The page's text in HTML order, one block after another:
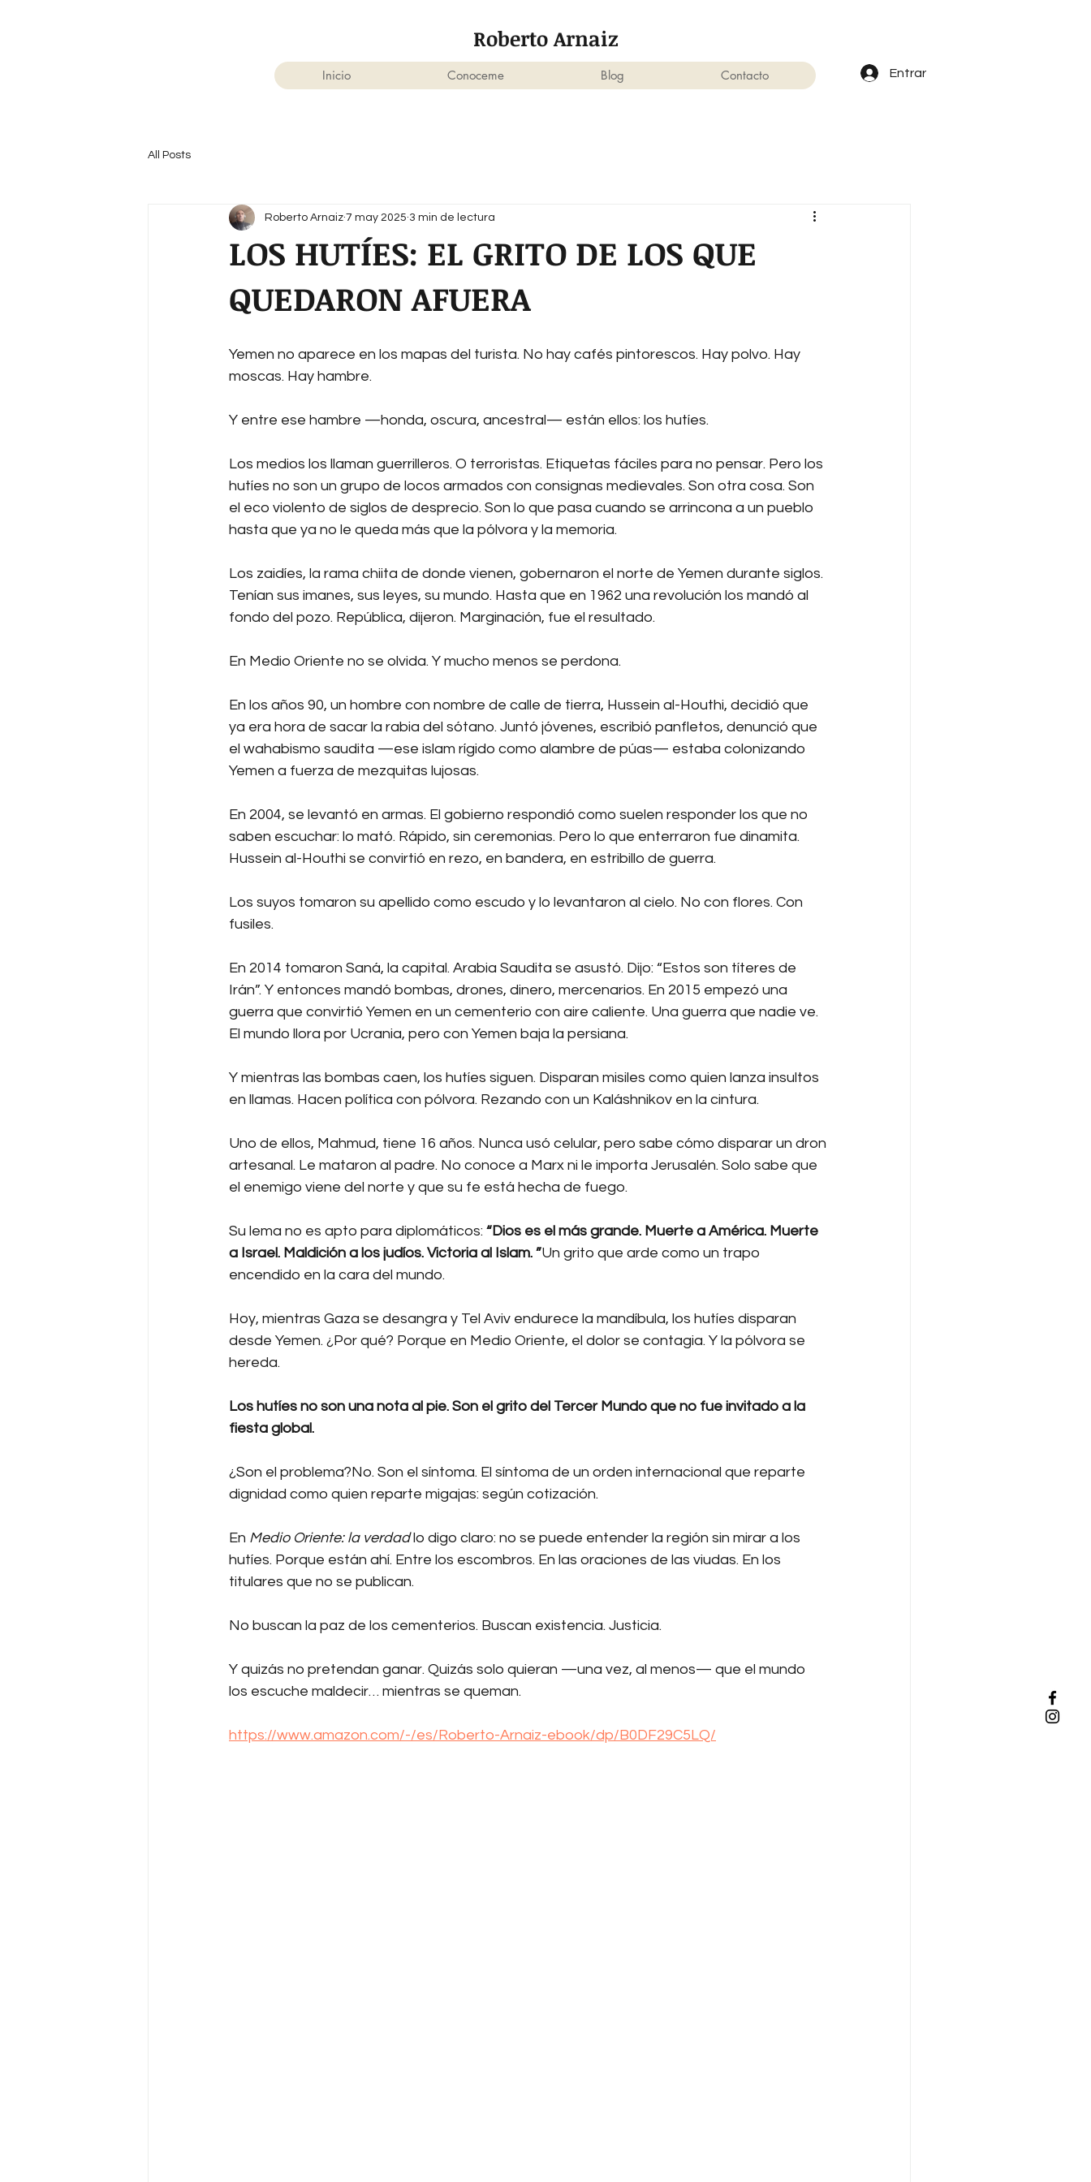
Roberto Arnaiz
Inicio Conoceme Blog Contacto Entrar
All Posts
LOS HUTÍES: EL GRITO DE LOS QUE
QUEDARON AFUERA
Roberto Arnaiz 7 may 2025 3 min de lectura
Yemen no aparece en los mapas del turista. No hay cafés pintorescos. Hay polvo. Hay
moscas. Hay hambre.
Y entre ese hambre —honda, oscura, ancestral— están ellos: los hutíes.
Los medios los llaman guerrilleros. O terroristas. Etiquetas fáciles para no pensar. Pero los
hutíes no son un grupo de locos armados con consignas medievales. Son otra cosa. Son
el eco violento de siglos de desprecio. Son lo que pasa cuando se arrincona a un pueblo
hasta que ya no le queda más que la pólvora y la memoria.
Los zaidíes, la rama chiita de donde vienen, gobernaron el norte de Yemen durante siglos.
Tenían sus imanes, sus leyes, su mundo. Hasta que en 1962 una revolución los mandó al
fondo del pozo. República, dijeron. Marginación, fue el resultado.
En Medio Oriente no se olvida. Y mucho menos se perdona.
En los años 90, un hombre con nombre de calle de tierra, Hussein al-Houthi, decidió que
ya era hora de sacar la rabia del sótano. Juntó jóvenes, escribió panfletos, denunció que
el wahabismo saudita —ese islam rígido como alambre de púas— estaba colonizando
Yemen a fuerza de mezquitas lujosas.
En 2004, se levantó en armas. El gobierno respondió como suelen responder los que no
saben escuchar: lo mató. Rápido, sin ceremonias. Pero lo que enterraron fue dinamita.
Hussein al-Houthi se convirtió en rezo, en bandera, en estribillo de guerra.
Los suyos tomaron su apellido como escudo y lo levantaron al cielo. No con flores. Con
fusiles.
En 2014 tomaron Saná, la capital. Arabia Saudita se asustó. Dijo: “Estos son títeres de
Irán”. Y entonces mandó bombas, drones, dinero, mercenarios. En 2015 empezó una
guerra que convirtió Yemen en un cementerio con aire caliente. Una guerra que nadie ve.
El mundo llora por Ucrania, pero con Yemen baja la persiana.
Y mientras las bombas caen, los hutíes siguen. Disparan misiles como quien lanza insultos
en llamas. Hacen política con pólvora. Rezando con un Kaláshnikov en la cintura.
Uno de ellos, Mahmud, tiene 16 años. Nunca usó celular, pero sabe cómo disparar un dron
artesanal. Le mataron al padre. No conoce a Marx ni le importa Jerusalén. Solo sabe que
el enemigo viene del norte y que su fe está hecha de fuego.
Su lema no es apto para diplomáticos: “Dios es el más grande. Muerte a América. Muerte
a Israel. Maldición a los judíos. Victoria al Islam. ”Un grito que arde como un trapo
encendido en la cara del mundo.
Hoy, mientras Gaza se desangra y Tel Aviv endurece la mandíbula, los hutíes disparan
desde Yemen. ¿Por qué? Porque en Medio Oriente, el dolor se contagia. Y la pólvora se
hereda.
Los hutíes no son una nota al pie. Son el grito del Tercer Mundo que no fue invitado a la
fiesta global.
¿Son el problema?No. Son el síntoma. El síntoma de un orden internacional que reparte
dignidad como quien reparte migajas: según cotización.
En Medio Oriente: la verdad lo digo claro: no se puede entender la región sin mirar a los
hutíes. Porque están ahí. Entre los escombros. En las oraciones de las viudas. En los
titulares que no se publican.
No buscan la paz de los cementerios. Buscan existencia. Justicia.
Y quizás no pretendan ganar. Quizás solo quieran —una vez, al menos— que el mundo
los escuche maldecir… mientras se queman.
https://www.amazon.com/-/es/Roberto-Arnaiz-ebook/dp/B0DF29C5LQ/